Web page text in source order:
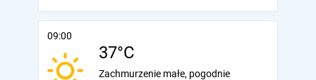
09:00
37°C
Zachmurzenie małe, pogodnie